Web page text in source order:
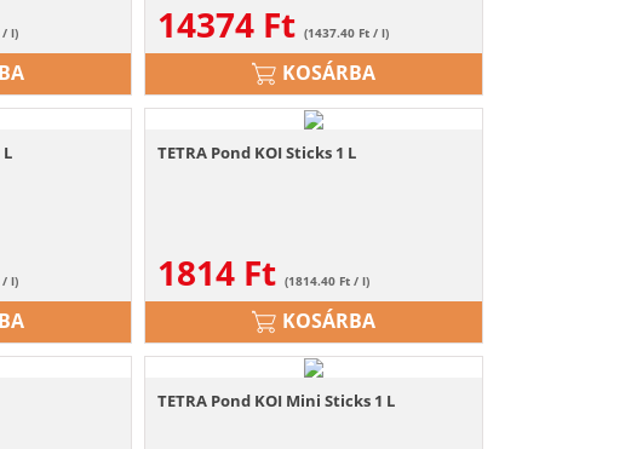
/ l) 14374 Ft (1437.40 Ft / l)
KOSÁRBA
/ l)
TETRA Pond KOI Sticks 1 L
1814 Ft (1814.40 Ft / l)
KOSÁRBA
TETRA Pond KOI Mini Sticks 1 L